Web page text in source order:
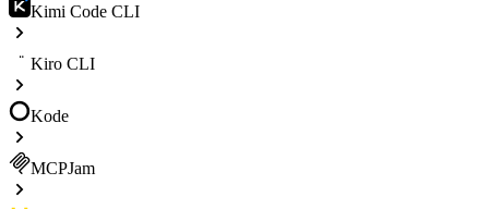
Kimi Code CLI
Kiro CLI
Kode
MCPJam